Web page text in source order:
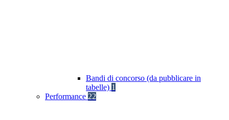
Bandi di concorso (da pubblicare in
tabelle) 1
Performance 22